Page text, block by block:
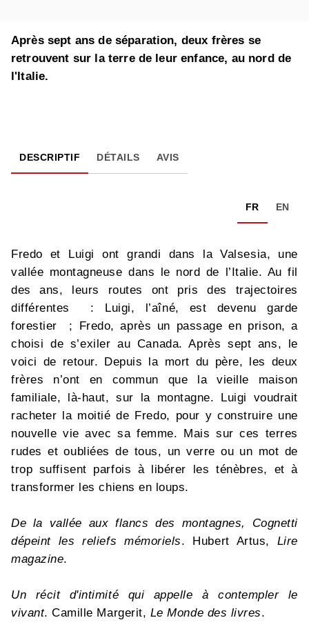
Après sept ans de séparation, deux frères se
retrouvent sur la terre de leur enfance, au nord de
l'Italie.
DESCRIPTIF DÉTAILS AVIS
FR EN
Fredo et Luigi ont grandi dans la Valsesia, une
vallée montagneuse dans le nord de l’Italie. Au fil
des ans, leurs routes ont pris des trajectoires
différentes : Luigi, l’aîné, est devenu garde
forestier ; Fredo, après un passage en prison, a
choisi de s’exiler au Canada. Après sept ans, le
voici de retour. Depuis la mort du père, les deux
frères n’ont en commun que la vieille maison
familiale, là-haut, sur la montagne. Luigi voudrait
racheter la moitié de Fredo, pour y construire une
nouvelle vie avec sa femme. Mais sur ces terres
rudes et oubliées de tous, un verre ou un mot de
trop suffisent parfois à libérer les ténèbres, et à
transformer les chiens en loups.
De la vallée aux flancs des montagnes, Cognetti
dépeint les reliefs mémoriels. Hubert Artus, Lire
magazine.
Un récit d'intimité qui appelle à contempler le
vivant. Camille Margerit, Le Monde des livres.